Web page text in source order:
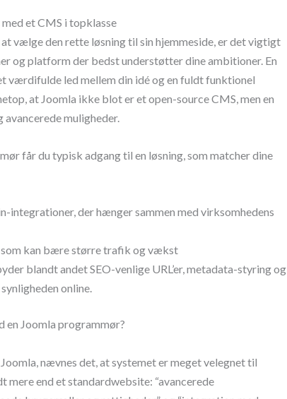
et CMS i topklasse
vælge den rette løsning til sin hjemmeside, er det vigtigt
og platform der bedst understøtter dine ambitioner. En
værdifulde led mellem din idé og en fuldt funktionel
at Joomla ikke blot er et open-source CMS, men en
muligheder.
får du typisk adgang til en løsning, som matcher dine
integrationer, der hænger sammen med virksomhedens
kan bære større trafik og vækst
blandt andet SEO-venlige URL’er, metadata-styring og
online.
en Joomla programmør?
nævnes det, at systemet er meget velegnet til
mere end et standardwebsite: “avancerede